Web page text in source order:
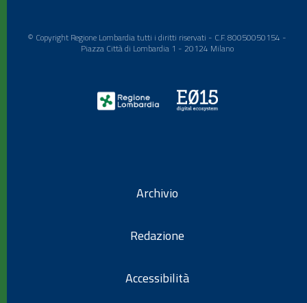
© Copyright Regione Lombardia tutti i diritti riservati - C.F. 80050050154 -
Piazza Città di Lombardia 1 - 20124 Milano
Archivio
Redazione
Accessibilità